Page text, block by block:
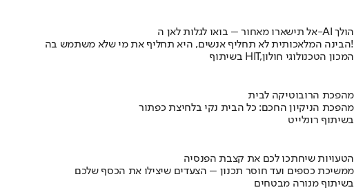
אל תישארו מאחור – בואו לגלות לאן ה-AI הולך
הבינה המלאכותית לא תחליף אנשים, היא תחליף את מי שלא משתמש בה!
בשיתוף HIT,המכון הטכנולוגי חולון
מהפכת הרובוטיקה לבית
מהפכת הניקיון החכם: כל הבית נקי בלחיצת כפתור
בשיתוף רונלייט
הטעויות שיחתכו לכם את קצבת הפנסיה
ממשיכת כספים ועד חוסר תכנון – הצעדים שיצילו את הכסף שלכם
בשיתוף מנורה מבטחים